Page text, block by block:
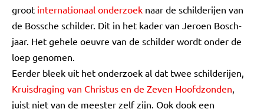
groot internationaal onderzoek naar de schilderijen van
de Bossche schilder. Dit in het kader van Jeroen Bosch-
jaar. Het gehele oeuvre van de schilder wordt onder de
loep genomen.
Eerder bleek uit het onderzoek al dat twee schilderijen,
Kruisdraging van Christus en de Zeven Hoofdzonden,
juist niet van de meester zelf zijn. Ook dook een